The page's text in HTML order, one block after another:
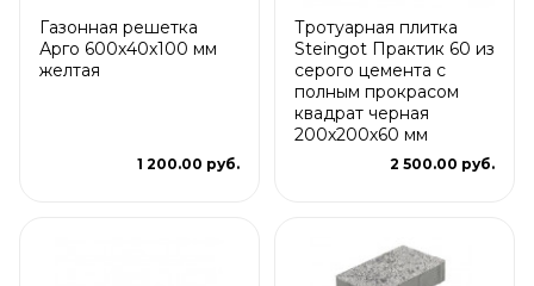
Газонная решетка
Арго 600x40x100 мм
желтая
1 200.00 руб.
Тротуарная плитка
Steingot Практик 60 из
серого цемента с
полным прокрасом
квадрат черная
200х200х60 мм
2 500.00 руб.